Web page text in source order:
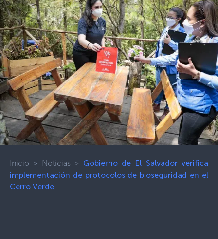
Inicio > Noticias > Gobierno de El Salvador verifica
implementación de protocolos de bioseguridad en el
Cerro Verde